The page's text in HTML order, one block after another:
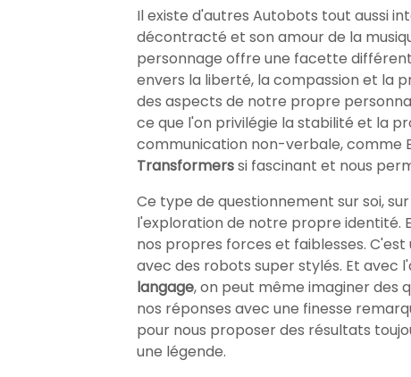
Il existe d'autres Autobots tout aussi
décontracté et son amour de la
personnage offre une facette
envers la liberté, la compassion et la
des aspects de notre propre
ce que l'on privilégie la stabilité et la
communication non-verbale, comme
Transformerssi fascinant et nous
Ce type de questionnement sur soi,
l'exploration de notre propre identité.
nos propres forces et faiblesses.
avec des robots super stylés. Et avec
langage, on peut même imaginer des
nos réponses avec une finesse
pour nous proposer des résultats
une légende.